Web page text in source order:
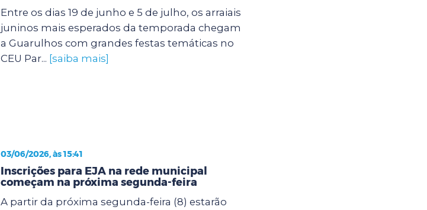
Entre os dias 19 de junho e 5 de julho, os arraiais
juninos mais esperados da temporada chegam
a Guarulhos com grandes festas temáticas no
CEU Par... [saiba mais]
03/06/2026, às 15:41
Inscrições para EJA na rede municipal
começam na próxima segunda-feira
A partir da próxima segunda-feira (8) estarão